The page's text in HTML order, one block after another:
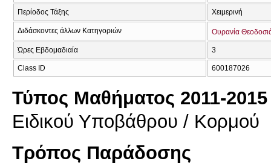
Περίοδος Τάξης Χειμερινή
Διδάσκοντες άλλων Κατηγοριών Ουρανία
Ώρες Εβδομαδιαία 3
Class ID 600187026
Τύπος Μαθήματος 2011-2015
Ειδικού Υποβάθρου / Κορμού
Τρόπος Παράδοσης